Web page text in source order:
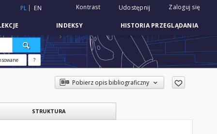
PL EN Kontrast Udostępnij Zaloguj się
INDEKSY HISTORIA PRZEGLĄDANIA
?
Pobierz opis bibliograficzny
STRUKTURA